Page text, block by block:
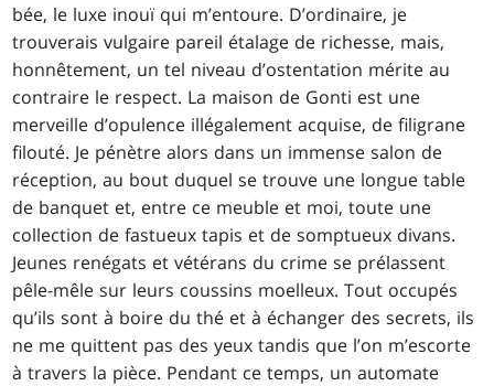
bée, le luxe inouï qui m’entoure. D’ordinaire, je
trouverais vulgaire pareil étalage de richesse, mais,
honnêtement, un tel niveau d’ostentation mérite au
contraire le respect. La maison de Gonti est une
merveille d’opulence illégalement acquise, de filigrane
filouté. Je pénètre alors dans un immense salon de
réception, au bout duquel se trouve une longue table
de banquet et, entre ce meuble et moi, toute une
collection de fastueux tapis et de somptueux divans.
Jeunes renégats et vétérans du crime se prélassent
pêle-mêle sur leurs coussins moelleux. Tout occupés
qu’ils sont à boire du thé et à échanger des secrets, ils
ne me quittent pas des yeux tandis que l’on m’escorte
à travers la pièce. Pendant ce temps, un automate